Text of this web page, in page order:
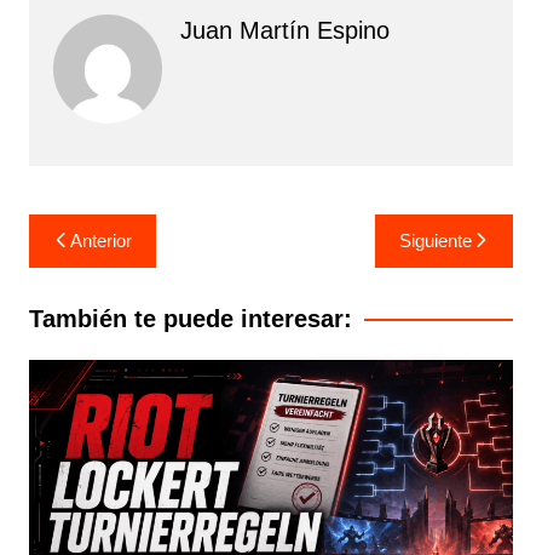
Juan Martín Espino
Navegación
de
entradas
Anterior Siguiente
También te puede interesar: